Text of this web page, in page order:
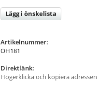
Lägg i önskelista
Artikelnummer:
ÖH181
Direktlänk:
Högerklicka och kopiera adressen